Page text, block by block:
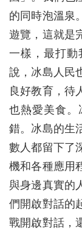
的同時泡溫泉
遊覽，這就是
一樣，最打動
說，冰島人民
良好教育，待
也熱愛美食。
錯。冰島的生
數人都留下了
機和各種應用
與身邊真實的
們開啟對話的
戰開啟對話，